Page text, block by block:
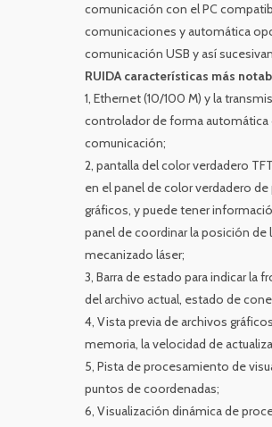
comunicación con el PC
comunicaciones y automática
comunicación USB y así
RUIDA características más
1, Ethernet (10/100 M) y la
controlador de forma automática
comunicación;
2, pantalla del color verdadero
en el panel de color verdadero
gráficos, y puede tener
panel de coordinar la posición de
mecanizado láser;
3, Barra de estado para indicar la
del archivo actual, estado de
4, Vista previa de archivos
memoria, la velocidad de
5, Pista de procesamiento de
puntos de coordenadas;
6, Visualización dinámica de